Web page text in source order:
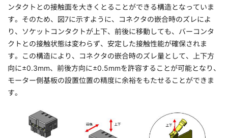
ンタクトとの接触面を大きくとることができる構造となっていま
す。そのため、図7に示すように、コネクタの嵌合時のズレによ
り、ソケットコンタクトが上下、前後に移動しても、バーコンタ
クトとの接触状態は変わらず、安定した接触性能が確保されま
す。この構造により、コネクタの嵌合時のズレ量として、上下方
向に±0.3mm、前後方向に±0.5mmを許容することが可能となり、
モーター側基板の設置位置の精度に余裕をもたせることができま
す。